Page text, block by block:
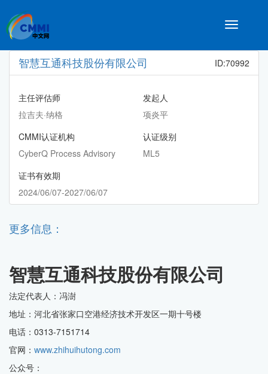
Toggle
智慧互通科技股份有限公司 ID:70992
主任评估师
拉吉夫·纳格
发起人
项炎平
CMMI认证机构
CyberQ Process Advisory
认证级别
ML5
证书有效期
2024/06/07-2027/06/07
更多信息：
智慧互通科技股份有限公司
法定代表人：冯澍
地址：河北省张家口空港经济技术开发区一期十号楼
电话：0313-7151714
官网： www.zhihuihutong.com
公众号：